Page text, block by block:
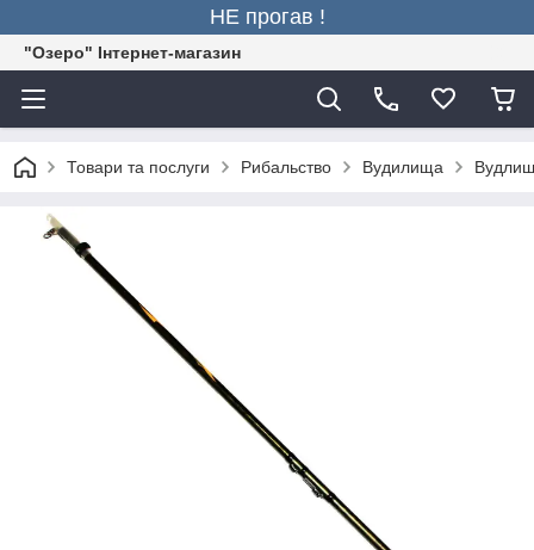
НЕ прогав !
"Озеро" Інтернет-магазин
Товари та послуги Рибальство Вудилища